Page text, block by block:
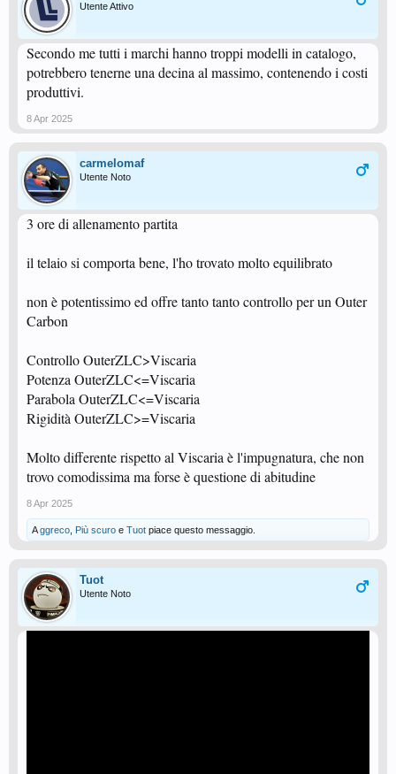
Utente Attivo
Secondo me tutti i marchi hanno troppi modelli in catalogo,
potrebbero tenerne una decina al massimo, contenendo i costi
produttivi.
8 Apr 2025
carmelomaf
Utente Noto
3 ore di allenamento partita
il telaio si comporta bene, l'ho trovato molto equilibrato
non è potentissimo ed offre tanto tanto controllo per un Outer
Carbon
Controllo OuterZLC>Viscaria
Potenza OuterZLC<=Viscaria
Parabola OuterZLC<=Viscaria
Rigidità OuterZLC>=Viscaria
Molto differente rispetto al Viscaria è l'impugnatura, che non
trovo comodissima ma forse è questione di abitudine
8 Apr 2025
Aggreco Più scuro e Tuot piace questo messaggio.
Tuot
Utente Noto